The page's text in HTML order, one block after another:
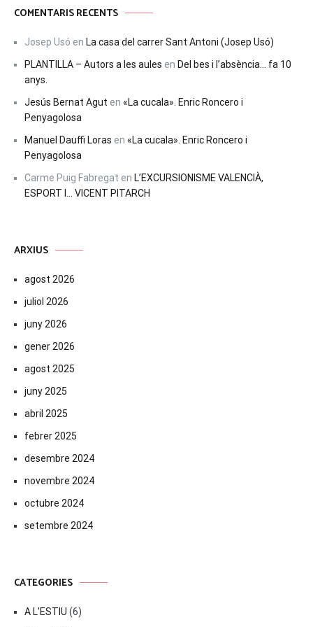
COMENTARIS RECENTS
Josep Usó en La casa del carrer Sant Antoni (Josep Usó)
PLANTILLA – Autors a les aules en Del bes i l’absència… fa 10
anys.
Jesús Bernat Agut en «La cucala». Enric Roncero i
Penyagolosa
Manuel Dauffi Loras en «La cucala». Enric Roncero i
Penyagolosa
Carme Puig Fabregat en L’EXCURSIONISME VALENCIÀ,
ESPORT I… VICENT PITARCH
ARXIUS
agost 2026
juliol 2026
juny 2026
gener 2026
agost 2025
juny 2025
abril 2025
febrer 2025
desembre 2024
novembre 2024
octubre 2024
setembre 2024
CATEGORIES
A L'ESTIU (6)